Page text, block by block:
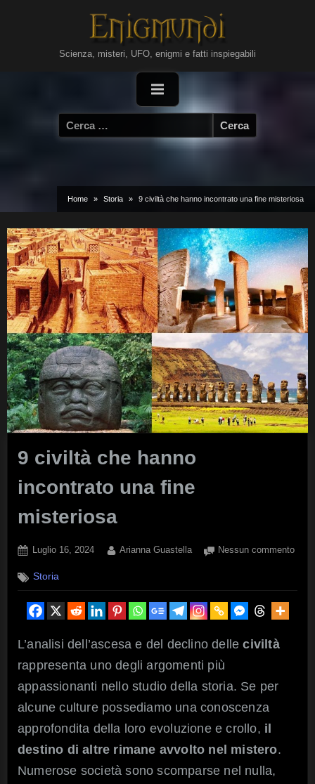
Scienza, misteri, UFO, enigmi e fatti inspiegabili
Ricerca
per:
Home Storia 9 civiltà che hanno incontrato una fine misteriosa
9 civiltà che hanno
incontrato una fine
misteriosa
Posted
Luglio 16, 2024 By
Arianna Guastella Nessun commentosu
che
Storia
L’analisi dell’ascesa e del declino delleciviltà
rappresenta uno degli argomenti più
appassionanti nello studio della storia. Se per
alcune culture possediamo una conoscenza
approfondita della loro evoluzione e crollo, il
destino di altre rimane avvolto nel mistero.
Numerose società sono scomparse nel nulla,